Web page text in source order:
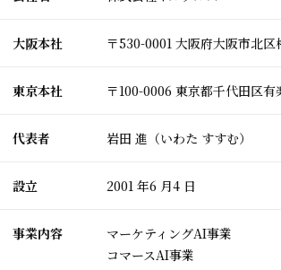
大阪本社 〒530-0001 大阪府大阪市北
東京本社 〒100-0006 東京都千代田区有
代表者 岩田 進（いわた すすむ）
設立 2001 年6 月4 日
事業内容
マーケティングAI事業
コマースAI事業